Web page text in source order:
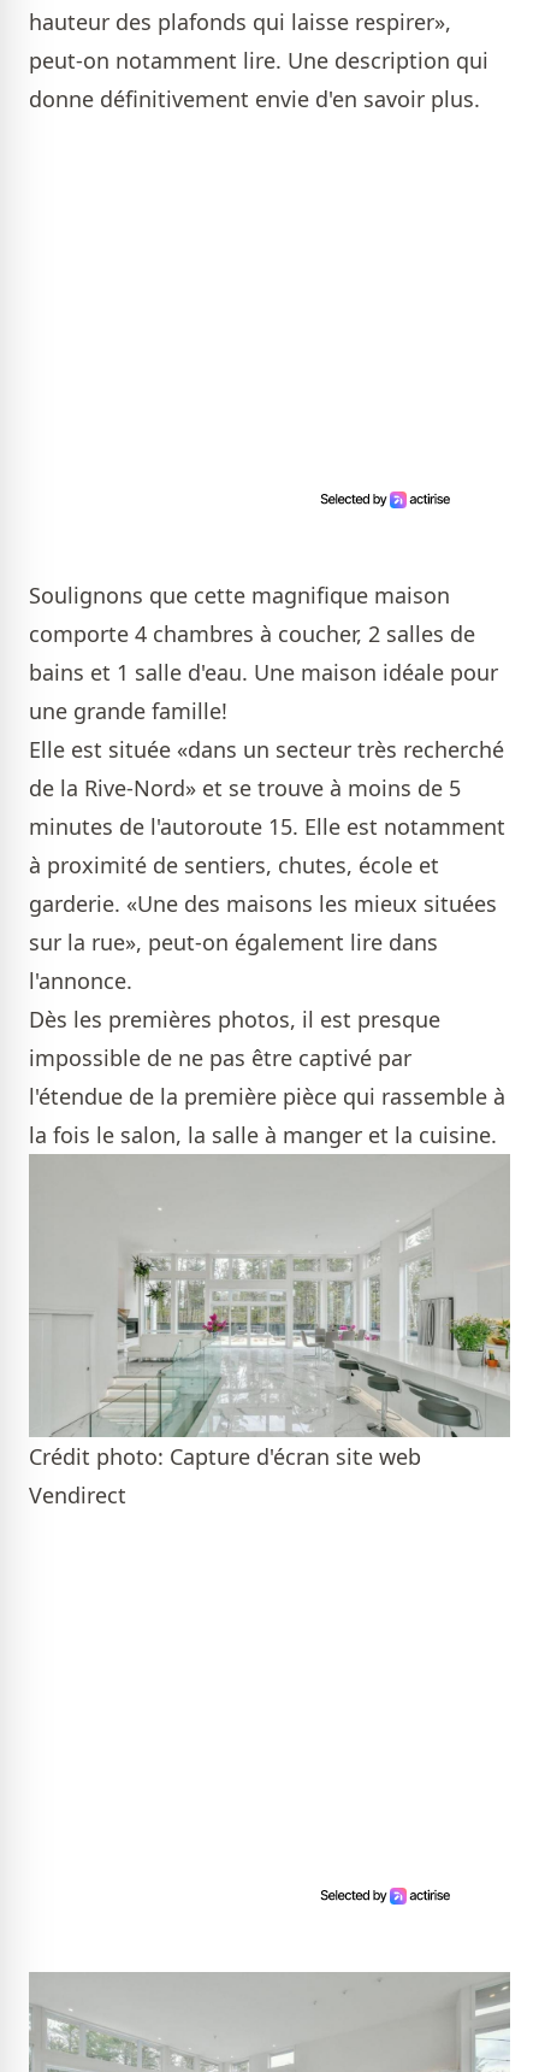
hauteur des plafonds qui laisse respirer»,
peut-on notamment lire. Une description qui
donne définitivement envie d'en savoir plus.
Soulignons que cette magnifique maison
comporte 4 chambres à coucher, 2 salles de
bains et 1 salle d'eau. Une maison idéale pour
une grande famille!
Elle est située «dans un secteur très recherché
de la Rive-Nord» et se trouve à moins de 5
minutes de l'autoroute 15. Elle est notamment
à proximité de sentiers, chutes, école et
garderie. «Une des maisons les mieux situées
sur la rue», peut-on également lire dans
l'annonce.
Dès les premières photos, il est presque
impossible de ne pas être captivé par
l'étendue de la première pièce qui rassemble à
la fois le salon, la salle à manger et la cuisine.
Crédit photo: Capture d'écran site web
Vendirect